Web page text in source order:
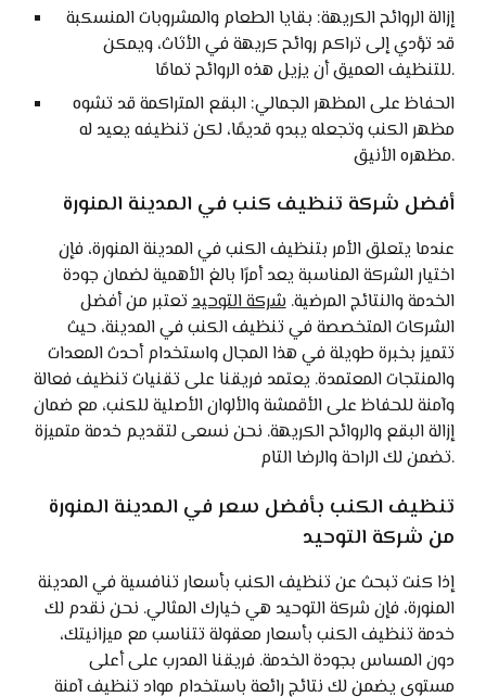
إزالة الروائح الكريهة: بقايا الطعام والمشروبات المنسكبة
قد تؤدي إلى تراكم روائح كريهة في الأثاث، ويمكن
للتنظيف العميق أن يزيل هذه الروائح تمامًا.
الحفاظ على المظهر الجمالي: البقع المتراكمة قد تشوه
مظهر الكنب وتجعله يبدو قديمًا، لكن تنظيفه يعيد له
مظهره الأنيق.
أفضل شركة تنظيف كنب في المدينة المنورة
عندما يتعلق الأمر بتنظيف الكنب في المدينة المنورة، فإن
اختيار الشركة المناسبة يعد أمرًا بالغ الأهمية لضمان جودة
الخدمة والنتائج المرضية.شركة التوحيدتعتبر من أفضل
الشركات المتخصصة في تنظيف الكنب في المدينة، حيث
تتميز بخبرة طويلة في هذا المجال واستخدام أحدث المعدات
والمنتجات المعتمدة. يعتمد فريقنا على تقنيات تنظيف فعالة
وآمنة للحفاظ على الأقمشة والألوان الأصلية للكنب، مع ضمان
إزالة البقع والروائح الكريهة. نحن نسعى لتقديم خدمة متميزة
تضمن لك الراحة والرضا التام.
تنظيف الكنب بأفضل سعر في المدينة المنورة
من شركة التوحيد
إذا كنت تبحث عن تنظيف الكنب بأسعار تنافسية في المدينة
المنورة، فإن شركة التوحيد هي خيارك المثالي. نحن نقدم لك
خدمة تنظيف الكنب بأسعار معقولة تتناسب مع ميزانيتك،
دون المساس بجودة الخدمة. فريقنا المدرب على أعلى
مستوى يضمن لك نتائج رائعة باستخدام مواد تنظيف آمنة